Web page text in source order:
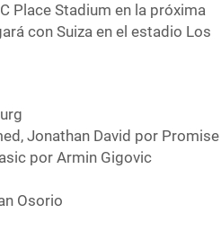
Place Stadium en la próxima
con Suiza en el estadio Los
Jonathan David por Promise
por Armin Gigovic
Osorio